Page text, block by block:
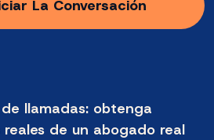
La Conversación
llamadas: obtenga
reales de un abogado real